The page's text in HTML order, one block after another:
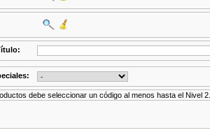
debe seleccionar un código al menos hasta el Nivel 2.